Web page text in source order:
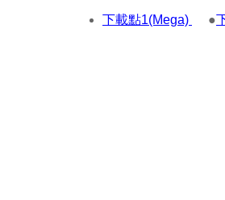
下載點1(Mega) ●